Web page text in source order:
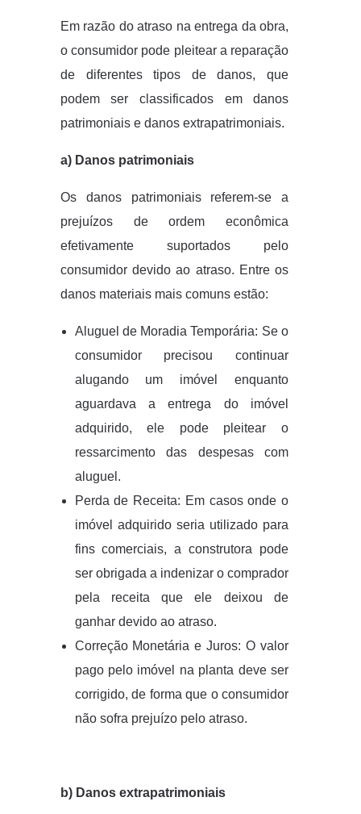
Em razão do atraso na entrega da obra,
o consumidor pode pleitear a reparação
de diferentes tipos de danos, que
podem ser classificados em danos
patrimoniais e danos extrapatrimoniais.
a) Danos patrimoniais
Os danos patrimoniais referem-se a
prejuízos de ordem econômica
efetivamente suportados pelo
consumidor devido ao atraso. Entre os
danos materiais mais comuns estão:
Aluguel de Moradia Temporária: Se o
consumidor precisou continuar
alugando um imóvel enquanto
aguardava a entrega do imóvel
adquirido, ele pode pleitear o
ressarcimento das despesas com
aluguel.
Perda de Receita: Em casos onde o
imóvel adquirido seria utilizado para
fins comerciais, a construtora pode
ser obrigada a indenizar o comprador
pela receita que ele deixou de
ganhar devido ao atraso.
Correção Monetária e Juros: O valor
pago pelo imóvel na planta deve ser
corrigido, de forma que o consumidor
não sofra prejuízo pelo atraso.
b) Danos extrapatrimoniais